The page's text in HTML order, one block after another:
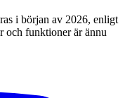
i början av 2026, enligt
och funktioner är ännu